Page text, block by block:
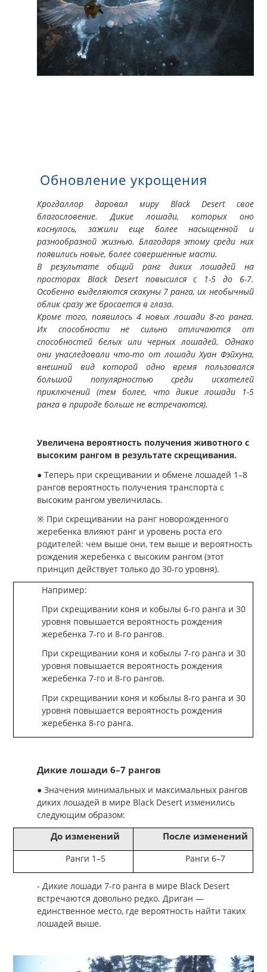
Обновление укрощения
Крогдаллор даровал миру Black Desert свое
благословение. Дикие лошади, которых оно
коснулось, зажили еще более насыщенной и
разнообразной жизнью. Благодаря этому среди них
появились новые, более совершенные масти.
В результате общий ранг диких лошадей на
просторах Black Desert повысился с 1-5 до 6-7.
Особенно выделяются скакуны 7 ранга, их необычный
облик сразу же бросается в глаза.
Кроме того, появилось 4 новых лошади 8-го ранга.
Их способности не сильно отличаются от
способностей белых или черных лошадей. Однако
они унаследовали что-то от лошади Хуан Фэйхуна,
внешний вид которой одно время пользовался
большой популярностью среди искателей
приключений (тем более, что дикие лошади 1-5
ранга в природе больше не встречаются).
Увеличена вероятность получения животного с
высоким рангом в результате скрещивания.
● Теперь при скрещивании и обмене лошадей 1–8
рангов вероятность получения транспорта с
высоким рангом увеличилась.
※ При скрещивании на ранг новорожденного
жеребенка влияют ранг и уровень роста его
родителей: чем выше они, тем выше и вероятность
рождения жеребенка с высоким рангом (этот
принцип действует только до 30-го уровня).
Например:
При скрещивании коня и кобылы 6-го ранга и 30
уровня повышается вероятность рождения
жеребенка 7-го и 8-го рангов.
При скрещивании коня и кобылы 7-го ранга и 30
уровня повышается вероятность рождения
жеребенка 7-го и 8-го рангов.
При скрещивании коня и кобылы 8-го ранга и 30
уровня повышается вероятность рождения
жеребенка 8-го ранга.
Дикие лошади 6–7 рангов
● Значения минимальных и максимальных рангов
диких лошадей в мире Black Desert изменились
следующим образом:
До изменений После изменений
Ранги 1–5 Ранги 6–7
- Дикие лошади 7-го ранга в мире Black Desert
встречаются довольно редко. Дриган —
единственное место, где вероятность найти таких
лошадей выше.